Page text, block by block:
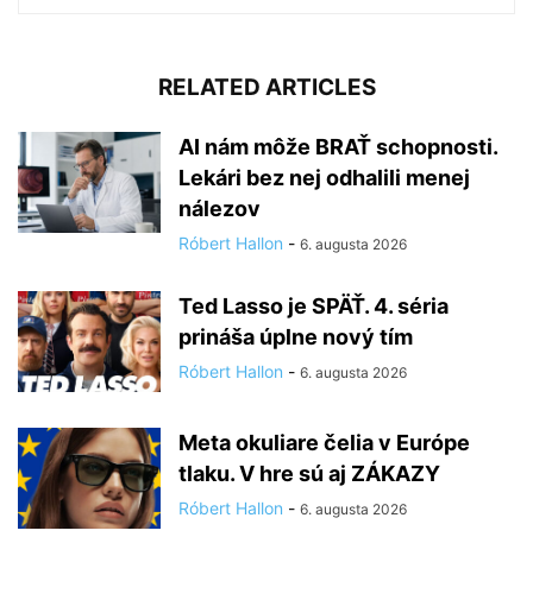
RELATED ARTICLES
AI nám môže BRAŤ schopnosti.
Lekári bez nej odhalili menej
nálezov
Róbert Hallon - 6. augusta 2026
Ted Lasso je SPÄŤ. 4. séria
prináša úplne nový tím
Róbert Hallon - 6. augusta 2026
Meta okuliare čelia v Európe
tlaku. V hre sú aj ZÁKAZY
Róbert Hallon - 6. augusta 2026